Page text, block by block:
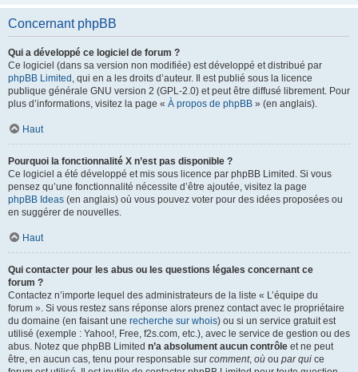
Concernant phpBB
Qui a développé ce logiciel de forum ?
Ce logiciel (dans sa version non modifiée) est développé et distribué par
phpBB Limited , qui en a les droits d’auteur. Il est publié sous la licence
publique générale GNU version 2 (GPL-2.0) et peut être diffusé librement. Pour
plus d’informations, visitez la page « À propos de phpBB » (en anglais).
Haut
Pourquoi la fonctionnalité X n’est pas disponible ?
Ce logiciel a été développé et mis sous licence par phpBB Limited. Si vous
pensez qu’une fonctionnalité nécessite d’être ajoutée, visitez la page
phpBB Ideas (en anglais) où vous pouvez voter pour des idées proposées ou
en suggérer de nouvelles.
Haut
Qui contacter pour les abus ou les questions légales concernant ce
forum ?
Contactez n’importe lequel des administrateurs de la liste « L’équipe du
forum ». Si vous restez sans réponse alors prenez contact avec le propriétaire
du domaine (en faisant une recherche sur whois) ou si un service gratuit est
utilisé (exemple : Yahoo!, Free, f2s.com, etc.), avec le service de gestion ou des
abus. Notez que phpBB Limited n’a absolument aucun contrôle et ne peut
être, en aucun cas, tenu pour responsable sur comment, où ou par qui ce